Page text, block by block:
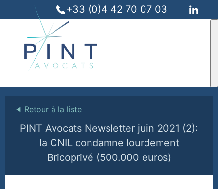
+33 (0)4 42 70 07 03
⯇ Retour à la liste
PINT Avocats Newsletter juin 2021 (2):
la CNIL condamne lourdement
Bricoprivé (500.000 euros)